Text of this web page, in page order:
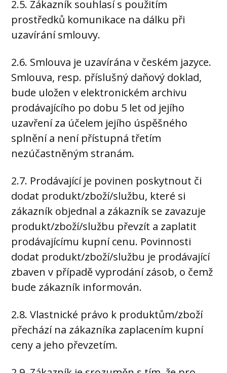
2.5. Zákazník souhlasí s použitím
prostředků komunikace na dálku při
uzavírání smlouvy.
2.6. Smlouva je uzavírána v českém jazyce.
Smlouva, resp. příslušný daňový doklad,
bude uložen v elektronickém archivu
prodávajícího po dobu 5 let od jejího
uzavření za účelem jejího úspěšného
splnění a není přístupná třetím
nezúčastněným stranám.
2.7. Prodávající je povinen poskytnout či
dodat produkt/zboží/službu, které si
zákazník objednal a zákazník se zavazuje
produkt/zboží/službu převzít a zaplatit
prodávajícímu kupní cenu. Povinnosti
dodat produkt/zboží/službu je prodávající
zbaven v případě vyprodání zásob, o čemž
bude zákazník informován.
2.8. Vlastnické právo k produktům/zboží
přechází na zákazníka zaplacením kupní
ceny a jeho převzetím.